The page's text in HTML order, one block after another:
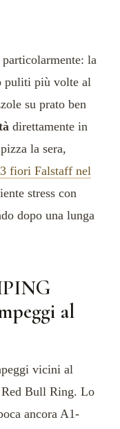
la
puliti più volte al
su prato ben
direttamente in
la sera,
fiori Falstaff nel
stress con
dopo una lunga
al
vicini al
Bull Ring. Lo
ancora A1-